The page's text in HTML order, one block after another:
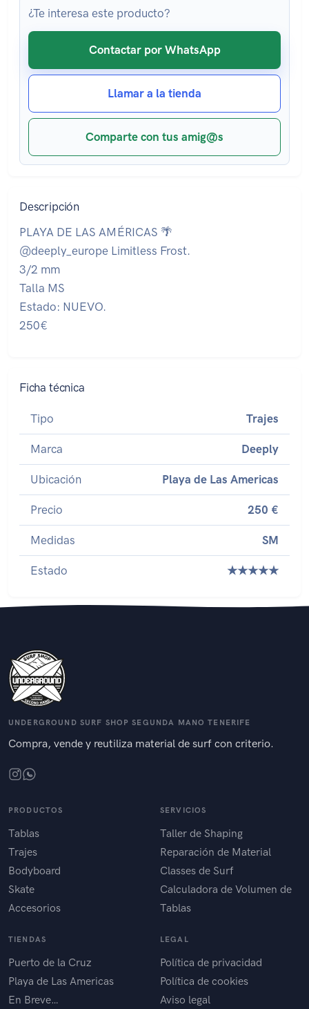
¿Te interesa este producto?
Contactar por WhatsApp
Llamar a la tienda
Comparte con tus amig@s
Descripción
PLAYA DE LAS AMÉRICAS 🌴
@deeply_europe Limitless Frost.
3/2 mm
Talla MS
Estado: NUEVO.
250€
Ficha técnica
Tipo Trajes
Marca Deeply
Ubicación Playa de Las Americas
Precio 250 €
Medidas SM
Estado ★★★★★
UNDERGROUND SURF SHOP SEGUNDA MANO TENERIFE
Compra, vende y reutiliza material de surf con criterio.
PRODUCTOS
Tablas
Trajes
Bodyboard
Skate
Accesorios
SERVICIOS
Taller de Shaping
Reparación de Material
Classes de Surf
Calculadora de Volumen de
Tablas
TIENDAS
Puerto de la Cruz
Playa de Las Americas
En Breve…
LEGAL
Política de privacidad
Política de cookies
Aviso legal